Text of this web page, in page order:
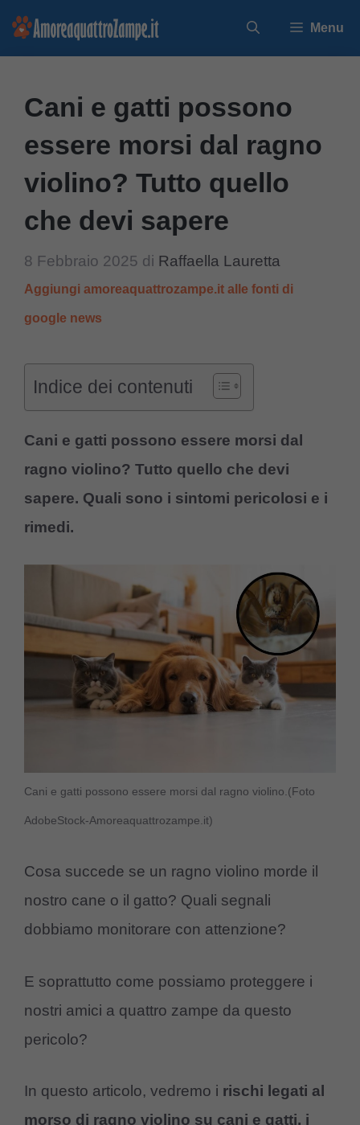
Vai
Menu
Cani e gatti possono
essere morsi dal ragno
violino? Tutto quello
che devi sapere
8 Febbraio 2025 di Raffaella Lauretta
Aggiungi amoreaquattrozampe.it alle fonti di
google news
Indice dei contenuti
Cani e gatti possono essere morsi dal
ragno violino? Tutto quello che devi
sapere. Quali sono i sintomi pericolosi e i
rimedi.
Cani e gatti possono essere morsi dal ragno violino.(Foto
AdobeStock-Amoreaquattrozampe.it)
Cosa succede se un ragno violino morde il
nostro cane o il gatto? Quali segnali
dobbiamo monitorare con attenzione?
E soprattutto come possiamo proteggere i
nostri amici a quattro zampe da questo
pericolo?
In questo articolo, vedremo i rischi legati al
morso di ragno violino su cani e gatti, i